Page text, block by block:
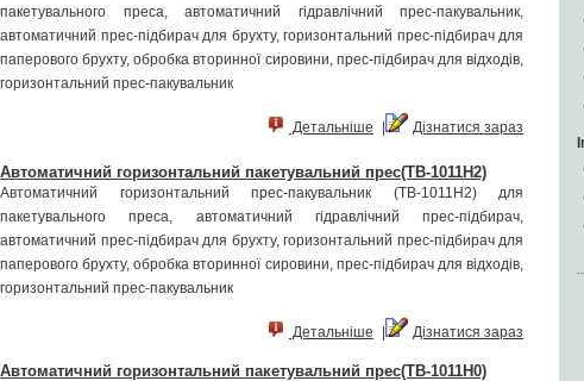
пакетувального преса, автоматичний гідравлічний прес-пакувальник,
автоматичний прес-підбирач для брухту, горизонтальний прес-підбирач для
паперового брухту, обробка вторинної сировини, прес-підбирач для відходів,
горизонтальний прес-пакувальник
Детальніше | Дізнатися зараз
Автоматичний горизонтальний пакетувальний прес(TB-1011H2)
Автоматичний горизонтальний прес-пакувальник (TB-1011H2) для
пакетувального преса, автоматичний гідравлічний прес-підбирач,
автоматичний прес-підбирач для брухту, горизонтальний прес-підбирач для
паперового брухту, обробка вторинної сировини, прес-підбирач для відходів,
горизонтальний прес-пакувальник
Детальніше | Дізнатися зараз
Автоматичний горизонтальний пакетувальний прес(TB-1011H0)